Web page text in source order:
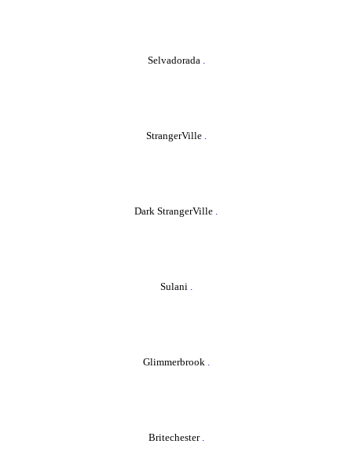
Selvadorada.
StrangerVille.
Dark StrangerVille .
Sulani.
Glimmerbrook.
Britechester.